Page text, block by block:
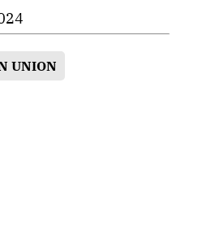
UNION